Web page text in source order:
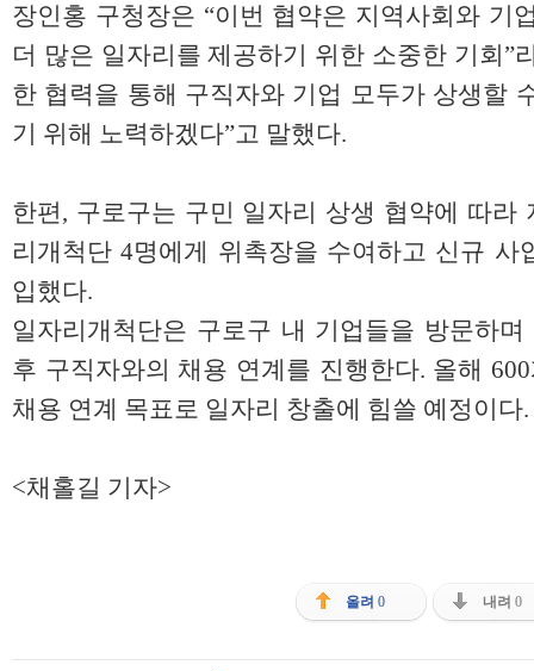
장인홍 구청장은 “이번 협약은 지역사회와 기
더 많은 일자리를 제공하기 위한 소중한 기회”
한 협력을 통해 구직자와 기업 모두가 상생할
기 위해 노력하겠다”고 말했다.
한편, 구로구는 구민 일자리 상생 협약에 따라
리개척단 4명에게 위촉장을 수여하고 신규 사
입했다.
일자리개척단은 구로구 내 기업들을 방문하
후 구직자와의 채용 연계를 진행한다. 올해
채용 연계 목표로 일자리 창출에 힘쓸 예정이다.
<채홀길 기자>
올려 0 내려 0